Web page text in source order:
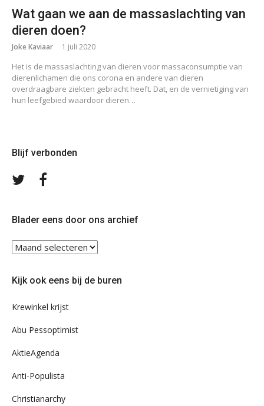
Wat gaan we aan de massaslachting van
dieren doen?
Joke Kaviaar 1 juli 2020
Het is de massaslachting van dieren voor massaconsumptie van
dierenlichamen die ons corona en andere van dieren
overdraagbare ziekten gebracht heeft. Dat, en de vernietiging van
hun leefgebied waardoor dieren…
Blijf verbonden
Volg
Blader eens door ons archief
Blader
eens
ons
Kijk ook eens bij de buren
Krewinkel krijst
Abu Pessoptimist
AktieAgenda
Anti-Populista
Christianarchy